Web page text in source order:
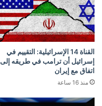
القناة 14 الإسرائيلية: التقييم في
إسرائيل أن ترامب في طريقه إلى
اتفاق مع إيران
منذ 16 ساعة